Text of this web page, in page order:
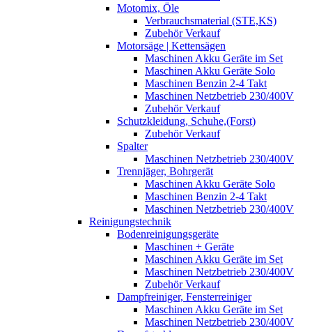
Motomix, Öle
Verbrauchsmaterial (STE,KS)
Zubehör Verkauf
Motorsäge | Kettensägen
Maschinen Akku Geräte im Set
Maschinen Akku Geräte Solo
Maschinen Benzin 2-4 Takt
Maschinen Netzbetrieb 230/400V
Zubehör Verkauf
Schutzkleidung, Schuhe,(Forst)
Zubehör Verkauf
Spalter
Maschinen Netzbetrieb 230/400V
Trennjäger, Bohrgerät
Maschinen Akku Geräte Solo
Maschinen Benzin 2-4 Takt
Maschinen Netzbetrieb 230/400V
Reinigungstechnik
Bodenreinigungsgeräte
Maschinen + Geräte
Maschinen Akku Geräte im Set
Maschinen Netzbetrieb 230/400V
Zubehör Verkauf
Dampfreiniger, Fensterreiniger
Maschinen Akku Geräte im Set
Maschinen Netzbetrieb 230/400V